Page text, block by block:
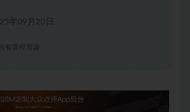
年09月20日
有课程资源